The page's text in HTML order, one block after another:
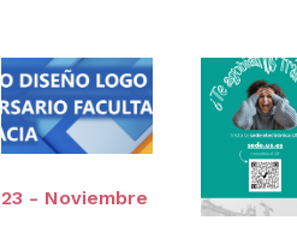
23 - Noviembre